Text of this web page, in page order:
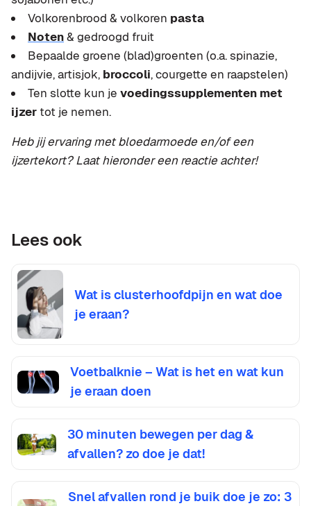
Volkorenbrood & volkoren pasta
Noten& gedroogd fruit
Bepaalde groene (blad)groenten (o.a. spinazie,
andijvie, artisjok, broccoli, courgette en raapstelen)
Ten slotte kun je voedingssupplementen met
ijzer tot je nemen.
Heb jij ervaring met bloedarmoede en/of een
ijzertekort? Laat hieronder een reactie achter!
Lees ook
Wat is clusterhoofdpijn en wat doe
je eraan?
Voetbalknie – Wat is het en wat kun
je eraan doen
30 minuten bewegen per dag &
afvallen? zo doe je dat!
Snel afvallen rond je buik doe je zo: 3